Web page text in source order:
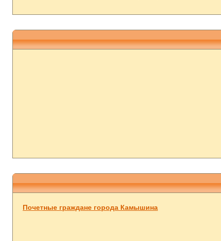
Почетные граждане города Камышина